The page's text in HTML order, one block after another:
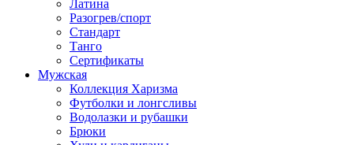
Латина
Разогрев/спорт
Стандарт
Танго
Сертификаты
Мужская
Коллекция Харизма
Футболки и лонгсливы
Водолазки и рубашки
Брюки